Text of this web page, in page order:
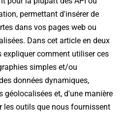
permettant d'insérer de
dans vos pages web ou
Dans cet article en deux
expliquer comment utiliser ces
simples et/ou
données dynamiques,
et, d'une manière
les outils que nous fournissent